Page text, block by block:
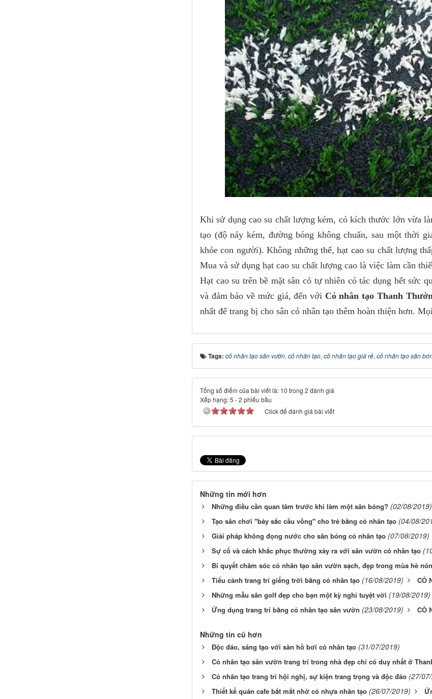
Khi sử dụng cao su chất lượng kém, có kích thước lớn vừa
tạo (độ nảy kém, đường bóng không chuẩn, sau một thời
khỏe con người). Không những thế, hạt cao su chất lượng
Mua và sử dụng hạt cao su chất lượng cao là việc làm cần
Hạt cao su trên bề mặt sân cỏ tự nhiên có tác dụng hết sức
và đảm bảo về mức giá, đến với Cỏ nhân tạo Thanh
nhất để trang bị cho sân cỏ nhân tạo thêm hoàn thiện hơn.
Tags: cỏ nhân tạo sân vườn, cỏ nhân tạo, cỏ nhân tạo giá rẻ, cỏ nhân tạo sân
Tổng số điểm của bài viết là: 10 trong 2 đánh giá
Xếp hạng:5 -2 phiếu bầu
Click để đánh giá bài viết
Những tin mới hơn
Những điều cần quan tâm trước khi làm một sân bóng? (02/08/2019)
Tạo sân chơi "bảy sắc cầu vồng" cho trẻ bằng cỏ nhân tạo (04/08/
Giải pháp không đọng nước cho sân bóng cỏ nhân tạo (07/08/2019)
Sự cố và cách khắc phục thường xảy ra với sân vườn cỏ nhân tạo
Bí quyết chăm sóc cỏ nhân tạo sân vườn sạch, đẹp trong mùa hè
Tiểu cảnh trang trí giếng trời bằng cỏ nhân tạo (16/08/2019) CỎ
Những mẫu sân golf đẹp cho bạn một kỳ nghỉ tuyệt vời (19/08/2019)
Ứng dụng trang trí bằng cỏ nhân tạo sân vườn (23/08/2019) CỎ
Những tin cũ hơn
Độc đáo, sáng tạo với sàn hồ bơi cỏ nhân tạo (31/07/2019)
Cỏ nhân tạo sân vườn trang trí trong nhà đẹp chỉ có duy nhất ở
Cỏ nhân tạo trang trí hội nghị, sự kiện trang trọng và độc đáo (27/
Thiết kế quán cafe bắt mắt nhờ cỏ nhựa nhân tạo (26/07/2019)